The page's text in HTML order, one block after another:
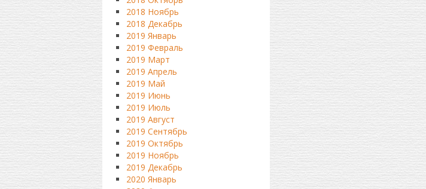
2018 Ноябрь
2018 Декабрь
2019 Январь
2019 Февраль
2019 Март
2019 Апрель
2019 Май
2019 Июнь
2019 Июль
2019 Август
2019 Сентябрь
2019 Октябрь
2019 Ноябрь
2019 Декабрь
2020 Январь